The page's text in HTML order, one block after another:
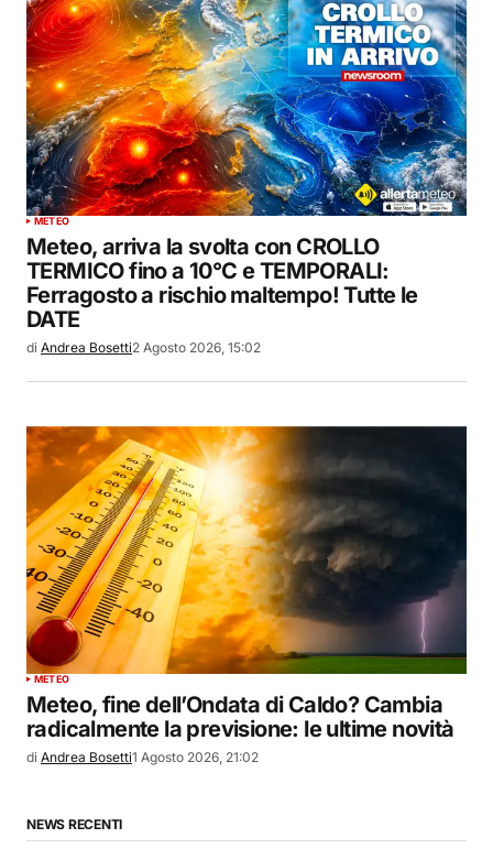
METEO
Meteo, arriva la svolta con CROLLO
TERMICO fino a 10°C e TEMPORALI:
Ferragosto a rischio maltempo! Tutte le
DATE
di Andrea Bosetti2 Agosto 2026, 15:02
METEO
Meteo, fine dell’Ondata di Caldo? Cambia
radicalmente la previsione: le ultime novità
di Andrea Bosetti1 Agosto 2026, 21:02
NEWS RECENTI